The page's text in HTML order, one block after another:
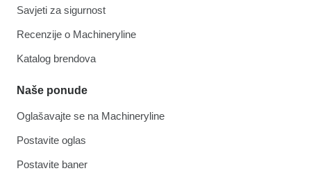
Savjeti za sigurnost
Recenzije o Machineryline
Katalog brendova
Naše ponude
Oglašavajte se na Machineryline
Postavite oglas
Postavite baner